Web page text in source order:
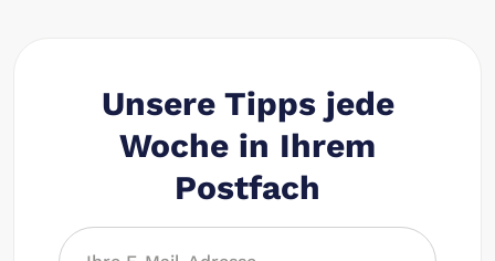
Unsere Tipps jede
Woche in Ihrem
Postfach